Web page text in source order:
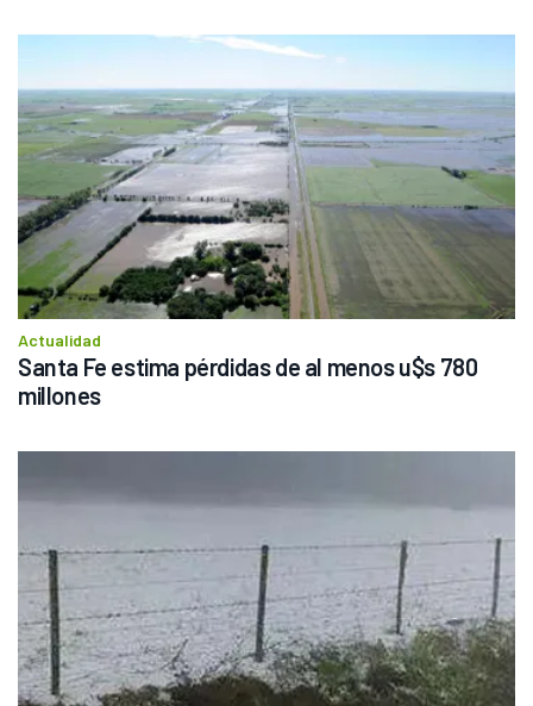
Actualidad
Santa Fe estima pérdidas de al menos u$s 780
millones